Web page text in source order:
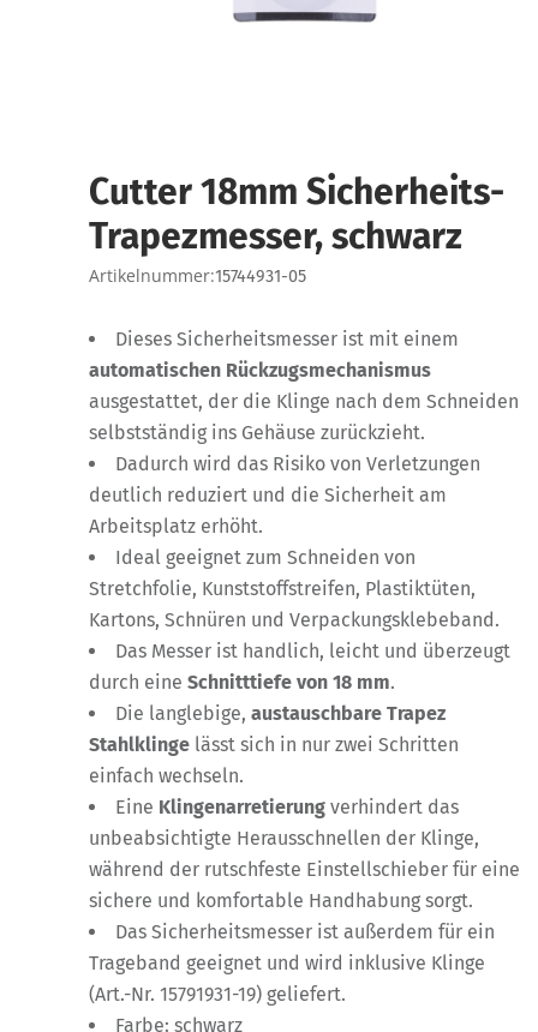
Cutter 18mm Sicherheits-
Trapezmesser, schwarz
Artikelnummer:15744931-05
Dieses Sicherheitsmesser ist mit einem
automatischen Rückzugsmechanismus
ausgestattet, der die Klinge nach dem Schneiden
selbstständig ins Gehäuse zurückzieht.
Dadurch wird das Risiko von Verletzungen
deutlich reduziert und die Sicherheit am
Arbeitsplatz erhöht.
Ideal geeignet zum Schneiden von
Stretchfolie, Kunststoffstreifen, Plastiktüten,
Kartons, Schnüren und Verpackungsklebeband.
Das Messer ist handlich, leicht und überzeugt
durch eine Schnitttiefe von 18 mm.
Die langlebige, austauschbare Trapez
Stahlklinge lässt sich in nur zwei Schritten
einfach wechseln.
Eine Klingenarretierung verhindert das
unbeabsichtigte Herausschnellen der Klinge,
während der rutschfeste Einstellschieber für eine
sichere und komfortable Handhabung sorgt.
Das Sicherheitsmesser ist außerdem für ein
Trageband geeignet und wird inklusive Klinge
(Art.-Nr. 15791931-19) geliefert.
Farbe: schwarz